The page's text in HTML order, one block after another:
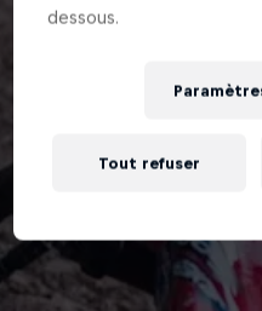
dessous.
Tout refuser